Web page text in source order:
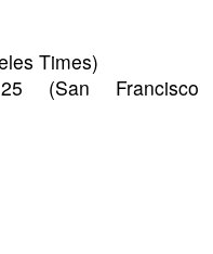
Times)
(San Francisco